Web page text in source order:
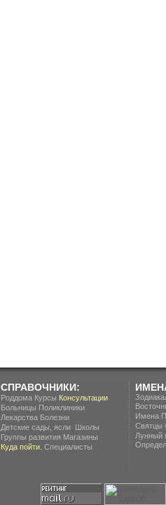
СПРАВОЧНИКИ:
Роддома Курсы Консультации
Больницы Поликлиники
Лекарства Болезни
Детские сады, ясли Школы
Группы развития Магазины
Куда пойти. Специалисты
Имена
Святцы
Лунный